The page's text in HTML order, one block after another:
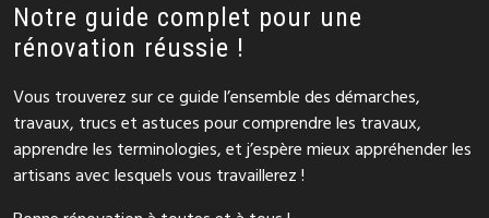
Notre guide complet pour une
rénovation réussie !
Vous trouverez sur ce guide l’ensemble des démarches,
travaux, trucs et astuces pour comprendre les travaux,
apprendre les terminologies, et j’espère mieux appréhender les
artisans avec lesquels vous travaillerez !